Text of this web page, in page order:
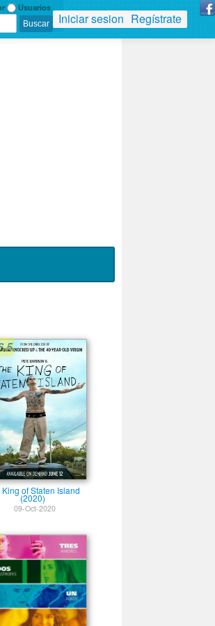
Usuarios
Iniciar sesion Regístrate
King of Staten Island
(2020)
09-Oct-2020